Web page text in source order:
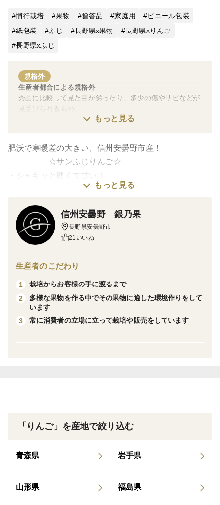
慣行栽培 果物 贈答品 家庭用
ビニール包装
紙包装
ふじ 長野県x果物
長野県xりんご
長野県xふじ
規格外
生産者都合による規格外
秀品に比較して見た目が劣ったり、多少の傷やサビなどが
見受けられるもの。
もっと見る
肥沃で寒暖差の大きい、信州安曇野市産！
☆サンふじりんご☆
・シャキッと硬くて甘い！
そんな王道のおいしさを誇る「サンふじりんご」をぜ
ご用意いたします！
日持ちも大変良好な品種ですので、ご家庭でゆっくり食
べて頂いてもよし、ご親族に贈られてもこれまた喜ばれ
数量限定になりますので、お早めのご注文お待ちしてお
ります。
【重要】
としています。
ありますが、訳ありよりは比較的良好な状態のりんごに
ませんので、予めご了承の程よろしくお願い致します。
もっと見る
信州安曇野 銀乃果
長野県安曇野市
21いいね
生産者のこだわり
1
栽培からお客様の手に渡るまで
2
多様な果物を作る中でその果物に適した環境作りをして
います
3
常に消費者の立場に立って栽培や販売をしています
「りんご」を産地で絞り込む
青森県 岩手県
山形県 福島県